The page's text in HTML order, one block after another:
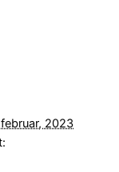
2023